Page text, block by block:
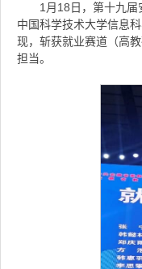
1月18日，第十九
中国科学技术大学信息
现，斩获就业赛道（高
担当。